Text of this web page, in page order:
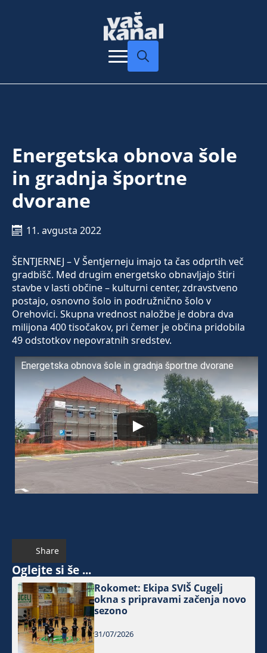
Energetska obnova šole
in gradnja športne
dvorane
11. avgusta 2022
ŠENTJERNEJ – V Šentjerneju imajo ta čas odprtih več
gradbišč. Med drugim energetsko obnavljajo štiri
stavbe v lasti občine – kulturni center, zdravstveno
postajo, osnovno šolo in podružnično šolo v
Orehovici. Skupna vrednost naložbe je dobra dva
milijona 400 tisočakov, pri čemer je občina pridobila
49 odstotkov nepovratnih sredstev.
Energetska obnova šole in gradnja športne dvorane
Share
Oglejte si še ...
Rokomet: Ekipa SVIŠ Cugelj
okna s pripravami začenja novo
sezono
31/07/2026